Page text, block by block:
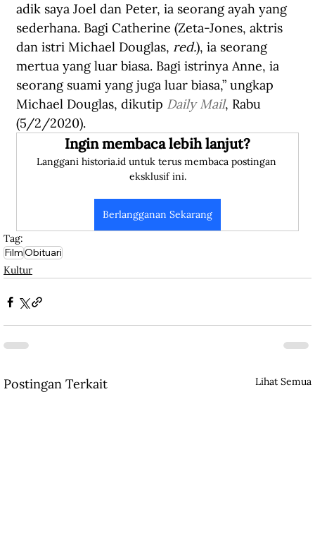
adik saya Joel dan Peter, ia seorang ayah yang
sederhana. Bagi Catherine (Zeta-Jones, aktris
dan istri Michael Douglas, red.), ia seorang
mertua yang luar biasa. Bagi istrinya Anne, ia
seorang suami yang juga luar biasa,” ungkap
Michael Douglas, dikutip Daily Mail, Rabu
(5/2/2020).
Ingin membaca lebih lanjut?
Langgani historia.id untuk terus membaca postingan
eksklusif ini.
Berlangganan Sekarang
Tag:
FilmObituari
Kultur
Postingan Terkait Lihat Semua